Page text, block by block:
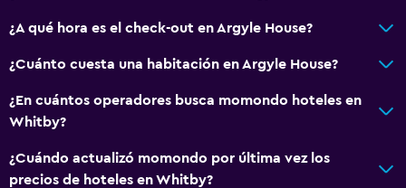
¿A qué hora es el check-out en Argyle House?
¿Cuánto cuesta una habitación en Argyle House?
¿En cuántos operadores busca momondo hoteles en
Whitby?
¿Cuándo actualizó momondo por última vez los
precios de hoteles en Whitby?